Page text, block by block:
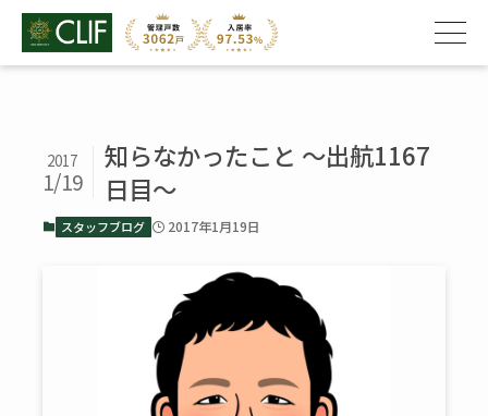
知らなかったこと ～出航1167
日目～
2017
1/19
スタッフブログ 2017年1月19日